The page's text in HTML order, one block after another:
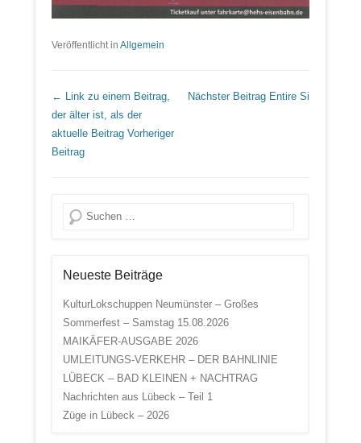
Veröffentlicht in Allgemein
Beitrags Übersicht
← Link zu einem Beitrag,
der älter ist, als der
aktuelle Beitrag Vorheriger
Beitrag
Nächster Beitrag Entire Si
Suche
Neueste Beiträge
KulturLokschuppen Neumünster – Großes
Sommerfest – Samstag 15.08.2026
MAIKÄFER-AUSGABE 2026
UMLEITUNGS-VERKEHR – DER BAHNLINIE
LÜBECK – BAD KLEINEN + NACHTRAG
Nachrichten aus Lübeck – Teil 1
Züge in Lübeck – 2026